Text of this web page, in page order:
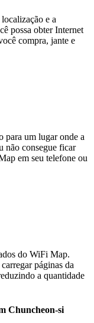
e a
possa obter Internet
compra, jante e
para um lugar onde a
não consegue ficar
em seu telefone ou
do WiFi Map.
páginas da
a quantidade
Chuncheon-si